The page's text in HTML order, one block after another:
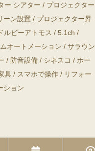
ー シアター / プロジェクター
ーン設置 / プロジェクター昇
ドルビーアトモス / 5.1ch /
オートメーション / サラウン
/ 防音設備 / シネスコ / ホー
具 / スマホで操作 / リフォー
ション